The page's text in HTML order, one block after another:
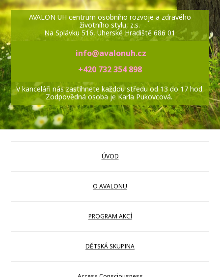
AVALON UH centrum osobního rozvoje a zdravého
životního stylu, z.s.
Na Splávku 516, Uherské Hradiště 686 01
info@avalonuh.cz
+420 732 354 898
V kanceláři nás zastihnete každou středu od 13 do 17 hod.
Zodpovědná osoba je Karla Pukovcová.
ÚVOD
O AVALONU
PROGRAM AKCÍ
DĚTSKÁ SKUPINA